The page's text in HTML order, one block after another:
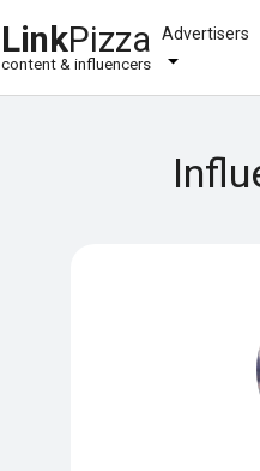
LinkPizza
content & influencers
Advertisers